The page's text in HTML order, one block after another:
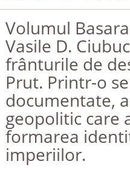
Volumul
Vasile D.
frânturile de
Prut. Printr-o
documentate,
geopolitic care
formarea
imperiilor.